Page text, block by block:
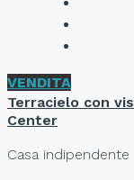
VENDITA
Terracielo con
Center
Casa indipendente